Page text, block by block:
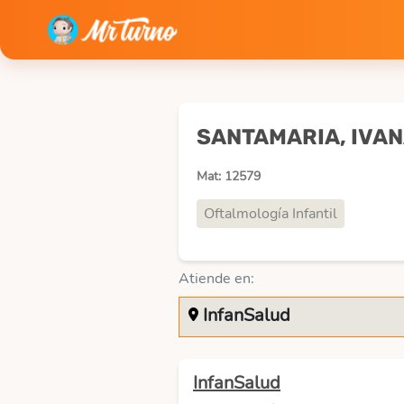
SANTAMARIA,
Mat: 12579
Oftalmología Infantil
Atiende en:
InfanSalud
InfanSalud